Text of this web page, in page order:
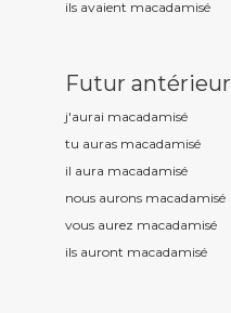
ils avaient macadamisé
Futur antérieur
j'aurai macadamisé
tu auras macadamisé
il aura macadamisé
nous aurons macadamisé
vous aurez macadamisé
ils auront macadamisé